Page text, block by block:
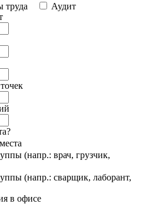
труда
Аудит
(напр.: врач, грузчик,
(напр.: сварщик, лаборант,
в офисе